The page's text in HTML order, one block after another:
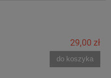
29,00 zł
do koszyka